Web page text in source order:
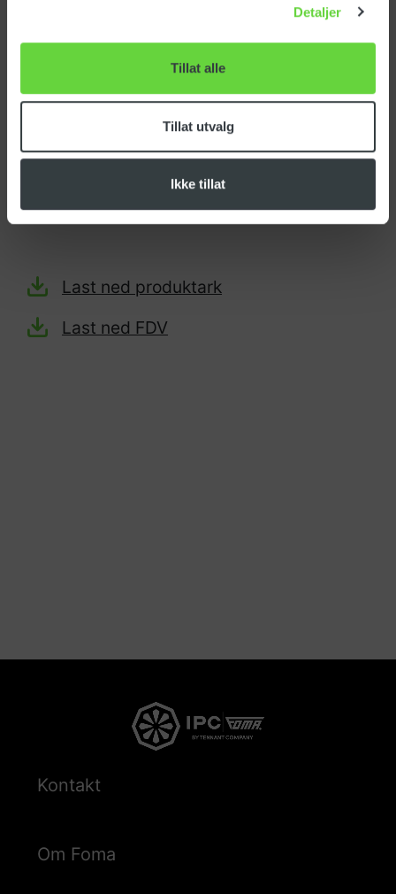
Detaljer
Tillat alle
Tillat utvalg
Ikke tillat
EAN-nr: 7050480001564
Type: Rett
Last ned produktark
Last ned FDV
Kontakt
Om Foma